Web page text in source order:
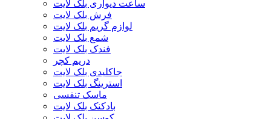
ساعت دیواری بلک لایت
فرش بلک لایت
لوازم گریم بلک لایت
شمع بلک لایت
فندک بلک لایت
دریم کچر
جاکلیدی بلک لایت
استرینگ بلک لایت
ماسک تنفسی
بادکنک بلک لایت